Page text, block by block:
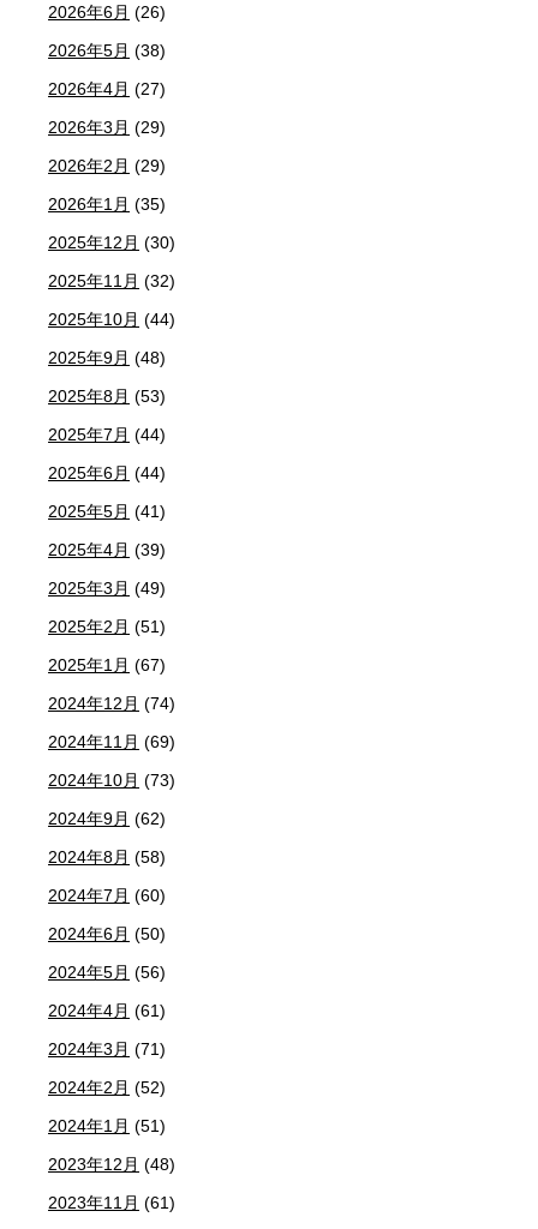
2026年6月 (26)
2026年5月 (38)
2026年4月 (27)
2026年3月 (29)
2026年2月 (29)
2026年1月 (35)
2025年12月 (30)
2025年11月 (32)
2025年10月 (44)
2025年9月 (48)
2025年8月 (53)
2025年7月 (44)
2025年6月 (44)
2025年5月 (41)
2025年4月 (39)
2025年3月 (49)
2025年2月 (51)
2025年1月 (67)
2024年12月 (74)
2024年11月 (69)
2024年10月 (73)
2024年9月 (62)
2024年8月 (58)
2024年7月 (60)
2024年6月 (50)
2024年5月 (56)
2024年4月 (61)
2024年3月 (71)
2024年2月 (52)
2024年1月 (51)
2023年12月 (48)
2023年11月 (61)